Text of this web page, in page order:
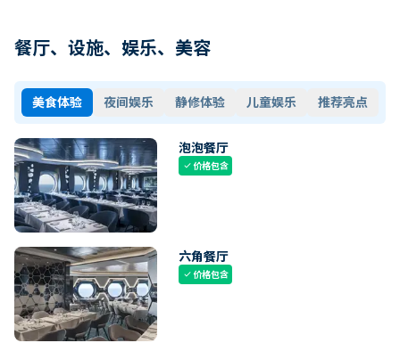
餐厅、设施、娱乐、美容
美食体验 夜间娱乐 静修体验 儿童娱乐 推荐亮点
泡泡餐厅
check价格包含
六角餐厅
check价格包含